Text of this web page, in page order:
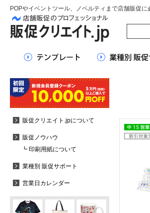
POPやイベントツール、ノベルティまで店舗販促
販促クリエイト.jpについて
販促ノウハウ
┗ 印刷用紙について
業種別 販促サポート
営業日カレンダー